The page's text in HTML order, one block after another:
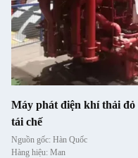
Máy phát điện khí thải đỏ
tái chế
Nguồn gốc: Hàn Quốc
Hàng hiệu: Man